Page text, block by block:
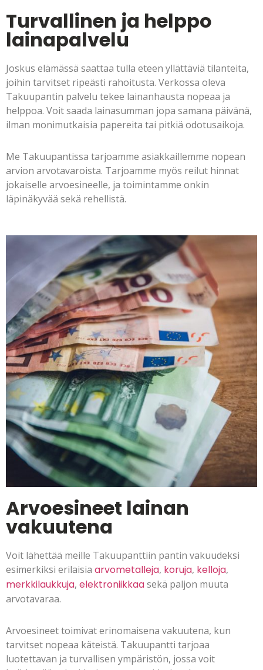
Turvallinen ja helppo
lainapalvelu
Joskus elämässä saattaa tulla eteen yllättäviä tilanteita,
joihin tarvitset ripeästi rahoitusta. Verkossa oleva
Takuupantin palvelu tekee lainanhausta nopeaa ja
helppoa. Voit saada lainasumman jopa samana päivänä,
ilman monimutkaisia papereita tai pitkiä odotusaikoja.
Me Takuupantissa tarjoamme asiakkaillemme nopean
arvion arvotavaroista. Tarjoamme myös reilut hinnat
jokaiselle arvoesineelle, ja toimintamme onkin
läpinäkyvää sekä rehellistä.
Arvoesineet lainan
vakuutena
Voit lähettää meille Takuupanttiin pantin vakuudeksi
esimerkiksi erilaisia arvometalleja, koruja, kelloja,
merkkilaukkuja, elektroniikkaasekä paljon muuta
arvotavaraa.
Arvoesineet toimivat erinomaisena vakuutena, kun
tarvitset nopeaa käteistä. Takuupantti tarjoaa
luotettavan ja turvallisen ympäristön, jossa voit